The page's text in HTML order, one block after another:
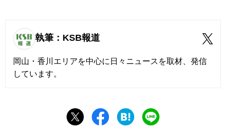
執筆：KSB報道
岡山・香川エリアを中心に日々ニュースを取材、発信
しています。